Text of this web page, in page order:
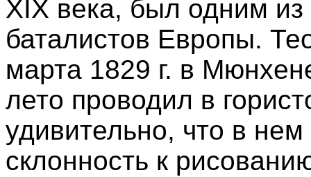
XIX века, был одним
баталистов Европы.
марта 1829 г. в
лето проводил в
удивительно, что в
склонность к